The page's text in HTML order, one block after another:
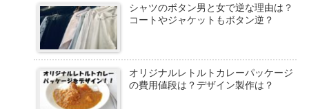
シャツのボタン男と女で逆な理由は？
コートやジャケットもボタン逆？
オリジナルレトルトカレーパッケージ
の費用値段は？デザイン製作は？